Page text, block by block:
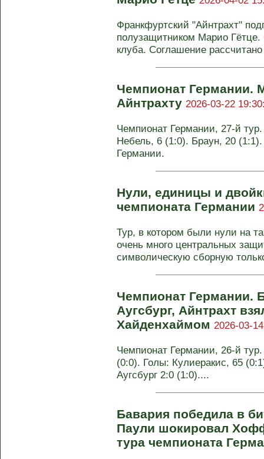
Франкфуртский "Айнтрахт"
полузащитником Марио
клуба. Соглашение
Чемпионат Германии.
Айнтрахту 2026-03-22
Чемпионат Германии, 27-й
Небель, 6 (1:0). Браун, 20
Германии.
Нули, единицы и
чемпионата Германии
Тур, в котором были нули на
очень много центральных
символическую сборную
Чемпионат Германии.
Аугсбург, Айнтрахт
Хайденхаймом 2026-03-
Чемпионат Германии, 26-й
(0:0). Голы: Кулиеракис, 65
Аугсбург 2:0 (1:0)....
Бавария победила в
Паули шокировал
тура чемпионата